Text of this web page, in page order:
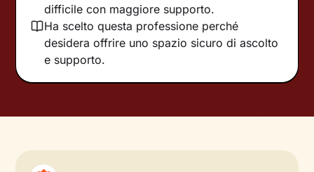
difficile con maggiore supporto.
Ha scelto questa professione perché
desidera offrire uno spazio sicuro di ascolto
e supporto.